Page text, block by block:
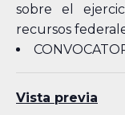
sobre el
recursos
Vista previa